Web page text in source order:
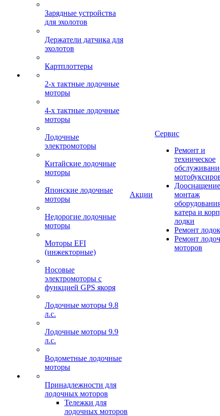
Зарядные устройства
для эхолотов
Держатели датчика для
эхолотов
Картплоттеры
2-х тактные лодочные
моторы
4-х тактные лодочные
моторы
Лодочные
электромоторы
Китайские лодочные
моторы
Японские лодочные
моторы
Недорогие лодочные
моторы
Моторы EFI
(инжекторные)
Носовые
электромоторы с
функцией GPS якоря
Лодочные моторы 9.8
л.с.
Лодочные моторы 9.9
л.с.
Водометные лодочные
моторы
Принадлежности для
лодочных моторов
Тележки для
лодочных моторов
Акции
Сервис
Ремонт и
техническое
монтаж
катера и
лодки
Ремонт
Ремонт
моторов